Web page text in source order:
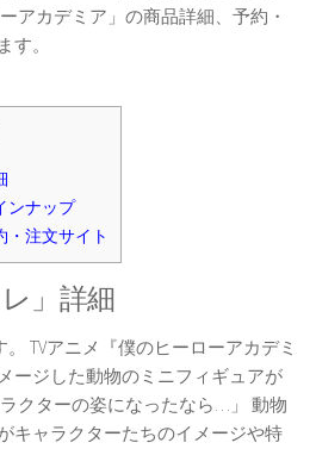
アカデミア」の商品詳細、予約・
す。
ンナップ
・注文サイト
」詳細
。 TVアニメ『僕のヒーローアカデミ
ージした動物のミニフィギュアが
クターの姿になったなら…」 動物
キャラクターたちのイメージや特